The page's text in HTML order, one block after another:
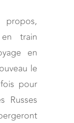
train
en
le
pour
Russes